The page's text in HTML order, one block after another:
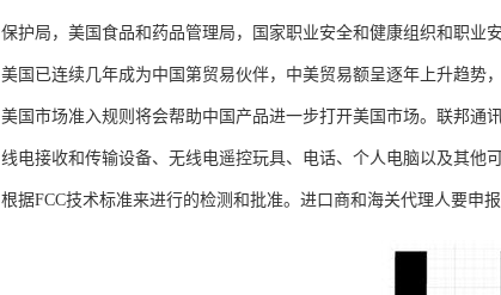
保护局，美国食品和药品管理局，国家职业安全和健康组织和职业
美国已连续几年成为中国第贸易伙伴，中美贸易额呈逐年上升趋
美国市场准入规则将会帮助中国产品进一步打开美国市场。联邦通
线电接收和传输设备、无线电遥控玩具、电话、个人电脑以及其他
根据FCC技术标准来进行的检测和批准。进口商和海关代理人要申